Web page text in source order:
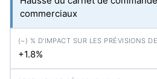
commerciaux
+1.8%